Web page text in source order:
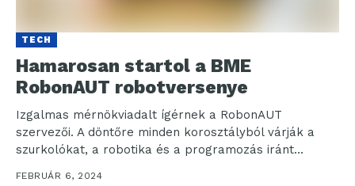
TECH
Hamarosan startol a BME
RobonAUT robotversenye
Izgalmas mérnökviadalt ígérnek a RobonAUT
szervezői. A döntőre minden korosztályból várják a
szurkolókat, a robotika és a programozás iránt
érdeklődőket. 2024. február 10-én...
FEBRUÁR 6, 2024